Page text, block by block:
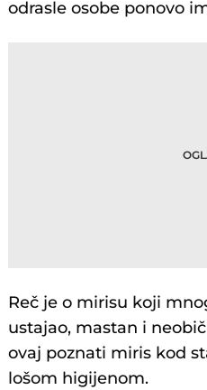
odrasle osobe ponovo
Reč je o mirisu koji
ustajao, mastan i
ovaj poznati miris kod
lošom higijenom.